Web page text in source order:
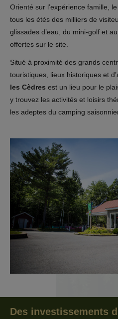
Orienté sur l’expérience famille,
tous les étés des milliers de
glissades d’eau, du mini-golf et
offertes sur le site.
Situé à proximité des grands
touristiques, lieux historiques et
les Cèdres est un lieu pour le
y trouvez les activités et loisirs
les adeptes du camping
Des investissements